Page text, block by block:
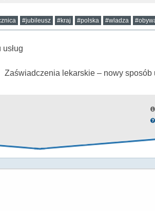
#jubileusz #kraj #polska #wladza
Zaświadczenia lekarskie – nowy sposób